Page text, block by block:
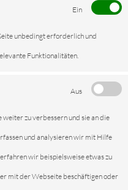
Ein
unbedingt erforderlich und
Funktionalitäten.
Aus
zu verbessern und sie an die
und analysieren wir mit Hilfe
wir beispielsweise etwas zu
mit der Webseite beschäftigen oder